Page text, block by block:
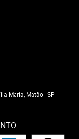
Maria, Matão-SP